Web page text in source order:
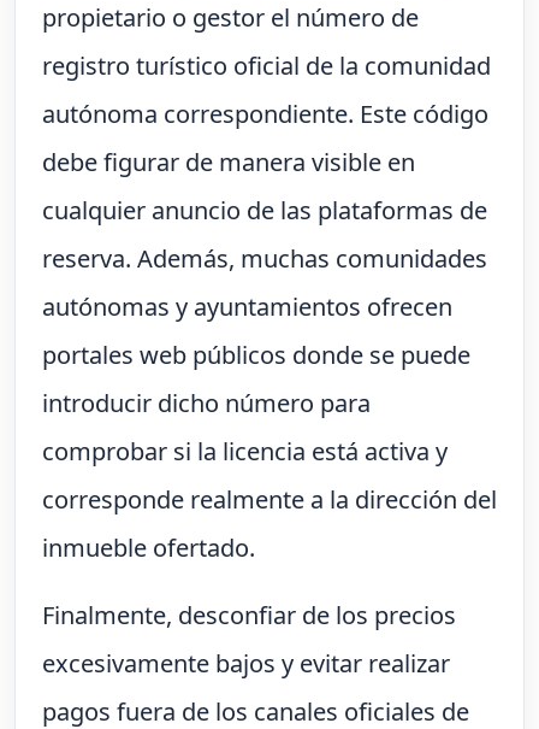
propietario o gestor el número de
registro turístico oficial de la comunidad
autónoma correspondiente. Este código
debe figurar de manera visible en
cualquier anuncio de las plataformas de
reserva. Además, muchas comunidades
autónomas y ayuntamientos ofrecen
portales web públicos donde se puede
introducir dicho número para
comprobar si la licencia está activa y
corresponde realmente a la dirección del
inmueble ofertado.
Finalmente, desconfiar de los precios
excesivamente bajos y evitar realizar
pagos fuera de los canales oficiales de